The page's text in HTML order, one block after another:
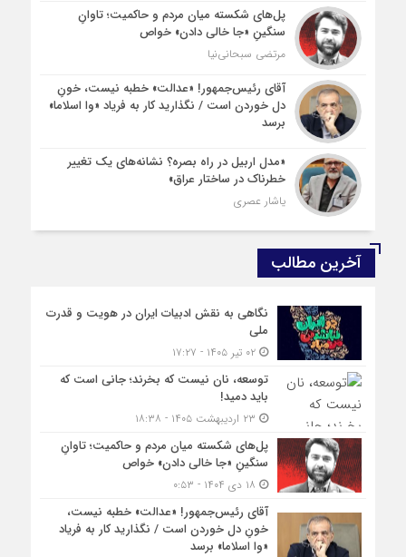
پل‌های شکسته میان مردم و حاکمیت؛ تاوانِ
سنگینِ «جا خالی دادن» خواص
مرتضی سبحانی‌نیا
آقای رئیس‌جمهور! «عدالت» خطبه نیست، خونِ
دل خوردن است / نگذارید کار به فریاد «وا اسلاما»
برسد
«مدل اربیل در راه بصره؟ نشانه‌های یک تغییر
خطرناک در ساختار عراق»
یاشار عصری
آخرین مطالب
نگاهی به نقش ادبیات ایران در هویت و قدرت
ملی
۰۲ تیر ۱۴۰۵ - ۱۷:۲۷
توسعه، نان نیست که بخرند؛ جانی است که
باید دمید!
پل‌های شکسته میان مردم و حاکمیت؛ تاوانِ
سنگینِ «جا خالی دادن» خواص
آقای رئیس‌جمهور! «عدالت» خطبه نیست،
خونِ دل خوردن است / نگذارید کار به فریاد
«وا اسلاما» برسد